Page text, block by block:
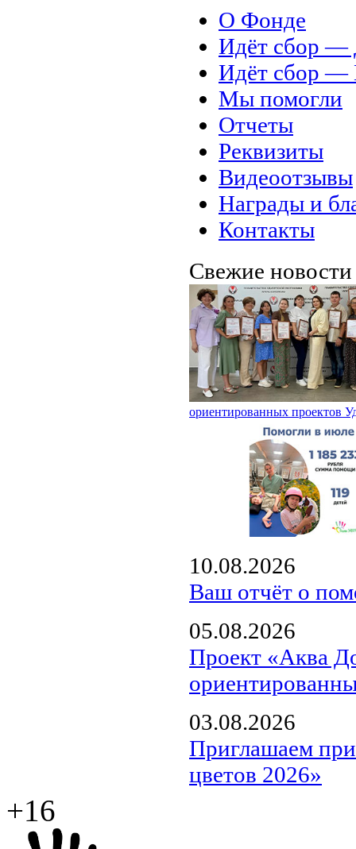
О Фонде
Идёт сбор
Идёт сбор
Мы помогли
Отчеты
Реквизиты
Видеоотзывы
Награды и
Контакты
Свежие
ориентированных проектов
10.08.2026
Ваш отчёт о
05.08.2026
Проект «Аква
03.08.2026
Приглашаем
цветов 2026»
+16